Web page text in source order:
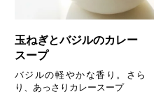
玉ねぎとバジルのカレー
スープ
バジルの軽やかな香り。さら
り、あっさりカレースープ